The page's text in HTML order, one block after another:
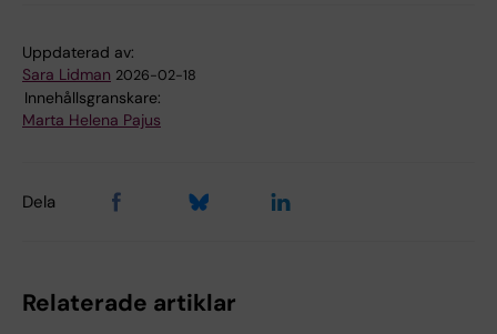
Uppdaterad av:
Sara Lidman 2026-02-18
Innehållsgranskare:
Marta Helena Pajus
Dela
Relaterade artiklar